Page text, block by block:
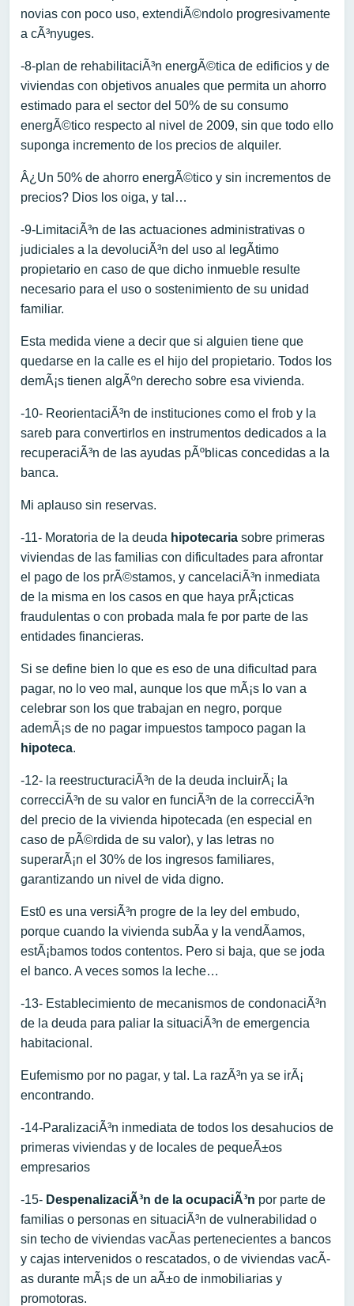
novias con poco uso, extendiÃ©ndolo progresivamente
a cÃ³nyuges.
-8-plan de rehabilitaciÃ³n energÃ©tica de edificios y de
viviendas con objetivos anuales que permita un ahorro
estimado para el sector del 50% de su consumo
energÃ©tico respecto al nivel de 2009, sin que todo ello
suponga incremento de los precios de alquiler.
Â¿Un 50% de ahorro energÃ©tico y sin incrementos de
precios? Dios los oiga, y tal…
-9-LimitaciÃ³n de las actuaciones administrativas o
judiciales a la devoluciÃ³n del uso al legÃ­timo
propietario en caso de que dicho inmueble resulte
necesario para el uso o sostenimiento de su unidad
familiar.
Esta medida viene a decir que si alguien tiene que
quedarse en la calle es el hijo del propietario. Todos los
demÃ¡s tienen algÃºn derecho sobre esa vivienda.
-10- ReorientaciÃ³n de instituciones como el frob y la
sareb para convertirlos en instrumentos dedicados a la
recuperaciÃ³n de las ayudas pÃºblicas concedidas a la
banca.
Mi aplauso sin reservas.
-11- Moratoria de la deuda hipotecaria sobre primeras
viviendas de las familias con dificultades para afrontar
el pago de los prÃ©stamos, y cancelaciÃ³n inmediata
de la misma en los casos en que haya prÃ¡cticas
fraudulentas o con probada mala fe por parte de las
entidades financieras.
Si se define bien lo que es eso de una dificultad para
pagar, no lo veo mal, aunque los que mÃ¡s lo van a
celebrar son los que trabajan en negro, porque
ademÃ¡s de no pagar impuestos tampoco pagan la
hipoteca.
-12- la reestructuraciÃ³n de la deuda incluirÃ¡ la
correcciÃ³n de su valor en funciÃ³n de la correcciÃ³n
del precio de la vivienda hipotecada (en especial en
caso de pÃ©rdida de su valor), y las letras no
superarÃ¡n el 30% de los ingresos familiares,
garantizando un nivel de vida digno.
Est0 es una versiÃ³n progre de la ley del embudo,
porque cuando la vivienda subÃ­a y la vendÃ­amos,
estÃ¡bamos todos contentos. Pero si baja, que se joda
el banco. A veces somos la leche…
-13- Establecimiento de mecanismos de condonaciÃ³n
de la deuda para paliar la situaciÃ³n de emergencia
habitacional.
Eufemismo por no pagar, y tal. La razÃ³n ya se irÃ¡
encontrando.
-14-ParalizaciÃ³n inmediata de todos los desahucios de
primeras viviendas y de locales de pequeÃ±os
empresarios
-15- DespenalizaciÃ³n de la ocupaciÃ³n por parte de
familias o personas en situaciÃ³n de vulnerabilidad o
sin techo de viviendas vacÃ­as pertenecientes a bancos
y cajas intervenidos o rescatados, o de viviendas vacÃ­
as durante mÃ¡s de un aÃ±o de inmobiliarias y
promotoras.